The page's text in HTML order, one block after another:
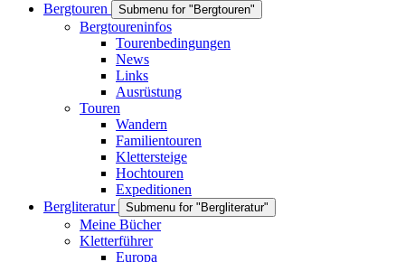
Bergtouren
Submenu for "Bergtouren"
Bergtoureninfos
Tourenbedingungen
News
Links
Ausrüstung
Touren
Wandern
Familientouren
Klettersteige
Hochtouren
Expeditionen
Bergliteratur
Submenu for "Bergliteratur"
Meine Bücher
Kletterführer
Europa